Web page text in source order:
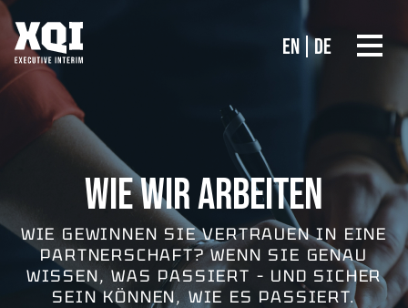
EN DE
WIE WIR ARBEITEN
WIE GEWINNEN SIE VERTRAUEN IN EINE
PARTNERSCHAFT? WENN SIE GENAU
WISSEN, WAS PASSIERT – UND SICHER
SEIN KÖNNEN, WIE ES PASSIERT.